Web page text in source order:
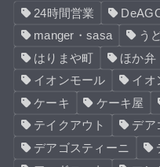
24時間営業
manger・sasa
う
はりまや町
ほか弁
イオンモール
イオ
ケーキ
ケーキ屋
テイクアウト
デア
デアゴスティーニ